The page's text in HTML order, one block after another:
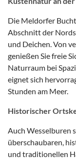
Die Meldorfer
Abschnitt der
und Deichen. Von
genießen Sie freie
Naturraum bei
eignet sich
Stunden am Meer.
Historischer
Auch Wesselburen
überschaubaren,
und traditionellen